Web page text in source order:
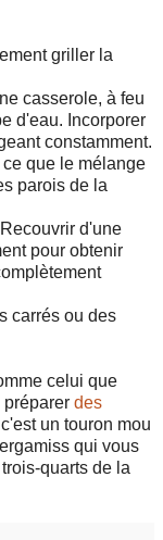
griller la
casserole, à feu
d'eau. Incorporer
constamment.
que le mélange
parois de la
d'une
pour obtenir
carrés ou des
celui que
préparer des
un touron mou
qui vous
quarts de la